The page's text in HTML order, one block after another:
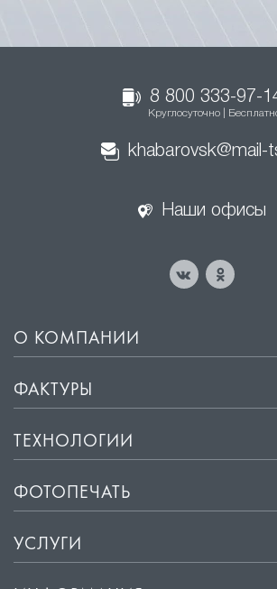
8 800 333-97-
Круглосуточно |
khabarovsk@mail-
Наши офисы
О КОМПАНИИ
ФАКТУРЫ
ТЕХНОЛОГИИ
ФОТОПЕЧАТЬ
УСЛУГИ